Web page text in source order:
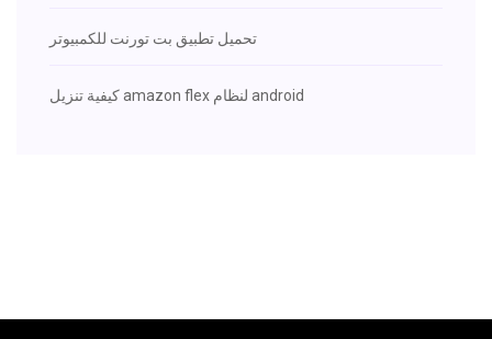
تحميل تطبيق بت تورنت للكمبيوتر
كيفية تنزيل amazon flex لنظام android